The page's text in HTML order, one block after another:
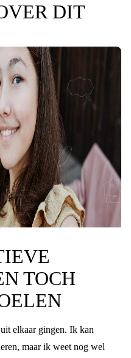
DIT
TOCH
elkaar gingen. Ik kan
maar ik weet nog wel